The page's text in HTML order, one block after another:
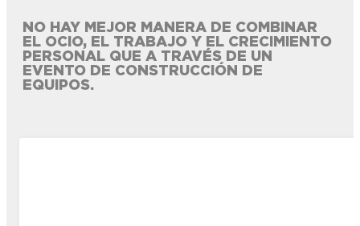
NO HAY MEJOR MANERA DE COMBINAR
EL OCIO, EL TRABAJO Y EL CRECIMIENTO
PERSONAL QUE A TRAVÉS DE UN
EVENTO DE CONSTRUCCIÓN DE
EQUIPOS.